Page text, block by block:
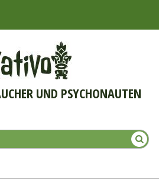
UND PSYCHONAUTEN